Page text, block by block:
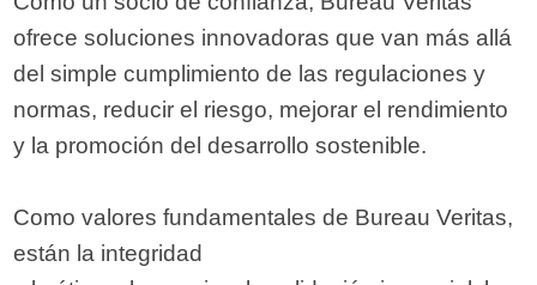
ofrece soluciones innovadoras que van más allá
del simple cumplimiento de las regulaciones y
normas, reducir el riesgo, mejorar el rendimiento
y la promoción del desarrollo sostenible.
Como valores fundamentales de Bureau Veritas,
están la integridad